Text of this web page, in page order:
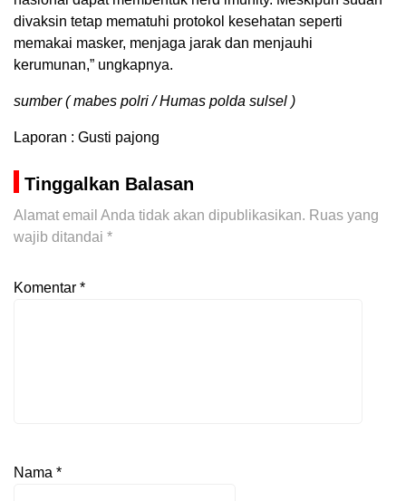
divaksin tetap mematuhi protokol kesehatan seperti
memakai masker, menjaga jarak dan menjauhi
kerumunan,” ungkapnya.
sumber ( mabes polri / Humas polda sulsel )
Laporan : Gusti pajong
Tinggalkan Balasan
Alamat email Anda tidak akan dipublikasikan. Ruas yang
wajib ditandai *
Komentar *
Nama *